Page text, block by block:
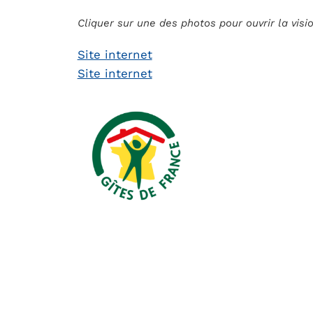
Cliquer sur une des photos pour ouvrir la
Site internet
Site internet